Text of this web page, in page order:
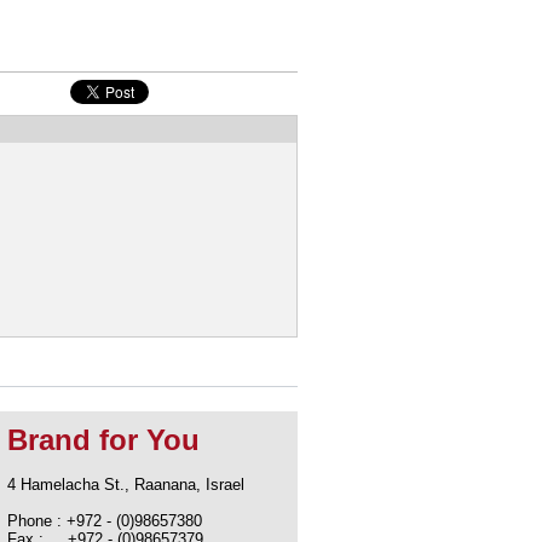
Brand for You
4 Hamelacha St., Raanana, Israel
Phone : +972 - (0)98657380